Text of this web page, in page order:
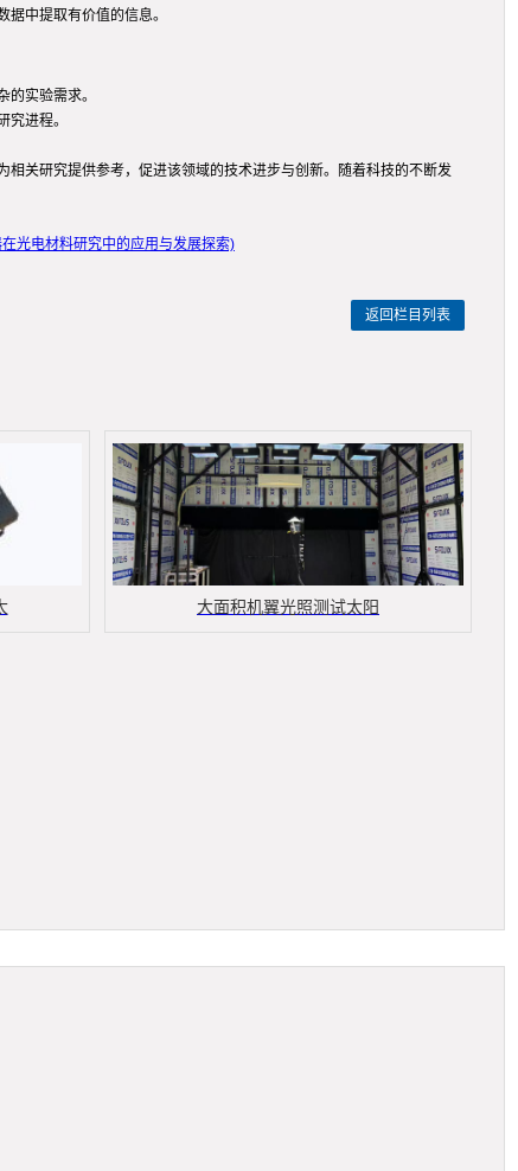
中提取有价值的信息。
实验需求。
进程。
关研究提供参考，促进该领域的技术进步与创新。随着科技的不断发
光电材料研究中的应用与发展探索)
返回栏目列表
大面积机翼光照测试太阳